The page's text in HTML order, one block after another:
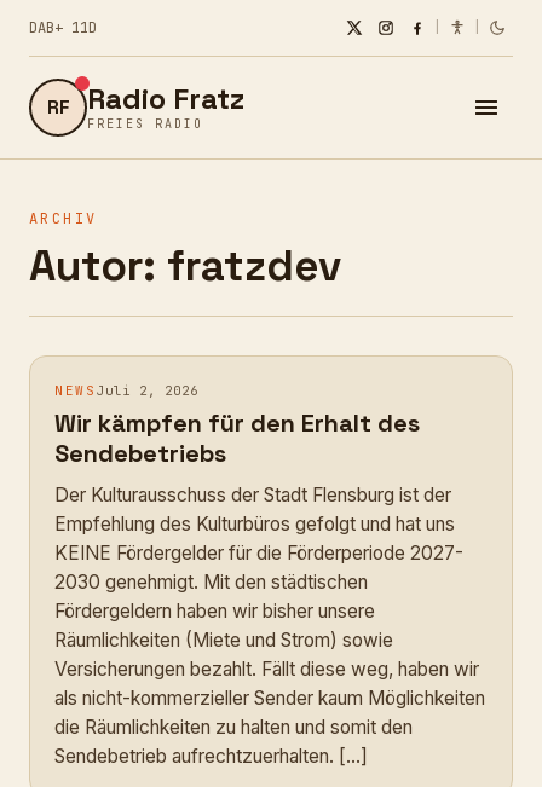
DAB+ 11D
RF Radio Fratz
FREIES RADIO
ARCHIV
Autor: fratzdev
NEWS Juli 2, 2026
Wir kämpfen für den Erhalt des
Sendebetriebs
Der Kulturausschuss der Stadt Flensburg ist der
Empfehlung des Kulturbüros gefolgt und hat uns
KEINE Fördergelder für die Förderperiode 2027-
2030 genehmigt. Mit den städtischen
Fördergeldern haben wir bisher unsere
Räumlichkeiten (Miete und Strom) sowie
Versicherungen bezahlt. Fällt diese weg, haben wir
als nicht-kommerzieller Sender kaum Möglichkeiten
die Räumlichkeiten zu halten und somit den
Sendebetrieb aufrechtzuerhalten. […]